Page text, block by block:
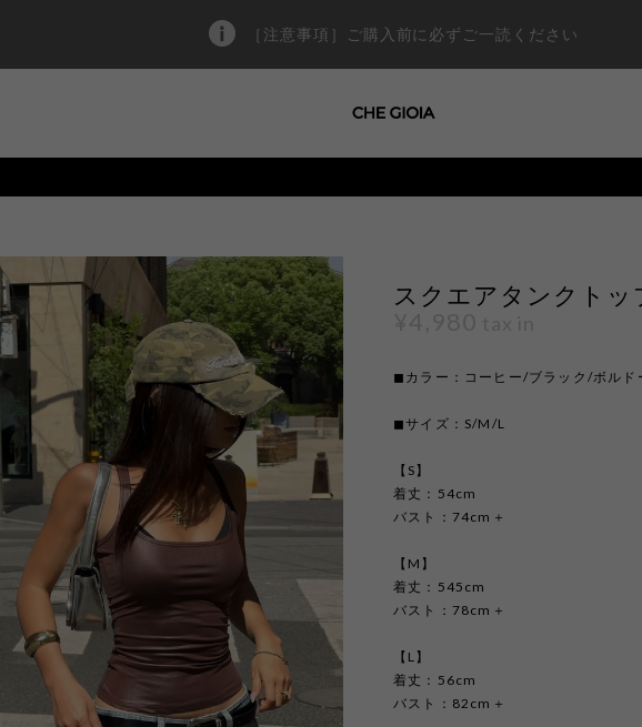
［注意事項］ご購入前に必ずご一読ください
スクエアタンクト
◼︎カラー：コーヒー/ブラック/ボルド
◼︎サイズ：S/M/L
【S】
着丈：54cm
バスト：74cm＋
【M】
着丈：545cm
バスト：78cm＋
【L】
着丈：56cm
バスト：82cm＋